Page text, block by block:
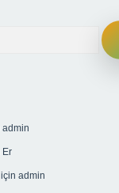
admin
Er
için admin